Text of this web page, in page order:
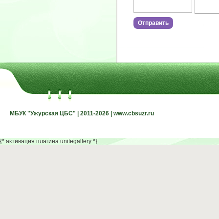
МБУК "Ужурская ЦБС" | 2011-2026 | www.cbsuzr.ru
МБУК "Ужурская ЦБС" | 2011-2026 | www.cbsuzr.ru
{* активация плагина unitegallery *}